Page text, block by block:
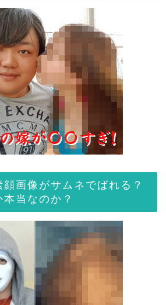
画像がサムネでばれる？
当なのか？